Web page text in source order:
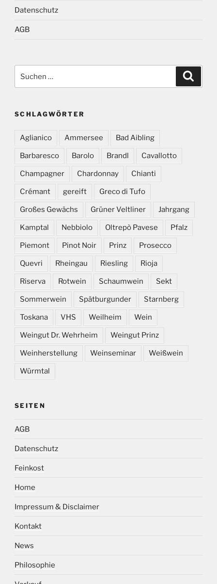
Datenschutz
AGB
nach:
SCHLAGWÖRTER
Aglianico Ammersee Bad Aibling
Barbaresco Barolo Brandl Cavallotto
Champagner Chardonnay Chianti
Crémant gereift Greco di Tufo
Großes Gewächs Grüner Veltliner Jahrgang
Kamptal Nebbiolo Oltrepò Pavese Pfalz
Piemont Pinot Noir Prinz Prosecco
Quevri Rheingau Riesling Rioja
Riserva Rotwein Schaumwein Sekt
Sommerwein Spätburgunder Starnberg
Toskana VHS Weilheim Wein
Weingut Dr. Wehrheim Weingut Prinz
Weinherstellung Weinseminar Weißwein
Würmtal
SEITEN
AGB
Datenschutz
Feinkost
Home
Impressum & Disclaimer
Kontakt
News
Philosophie